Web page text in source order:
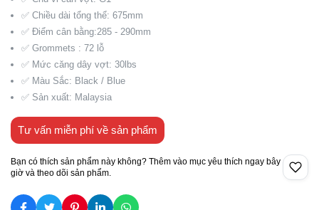
✅ Chiều dài tổng thể: 675mm
✅ Điểm cân bằng:285 - 290mm
✅ Grommets : 72 lỗ
✅ Mức căng dây vợt: 30lbs
✅ Màu Sắc: Black / Blue
✅ Sản xuất: Malaysia
Tư vấn miễn phí về sản phẩm
Bạn có thích sản phẩm này không? Thêm vào mục yêu thích ngay bây
giờ và theo dõi sản phẩm.